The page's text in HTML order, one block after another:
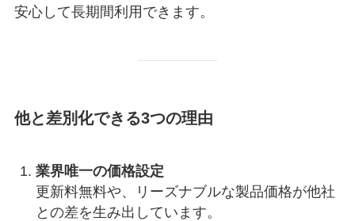
安心して長期間利用できます。
他と差別化できる3つの理由
業界唯一の価格設定
更新料無料や、リーズナブルな製品価格が他社
との差を生み出しています。